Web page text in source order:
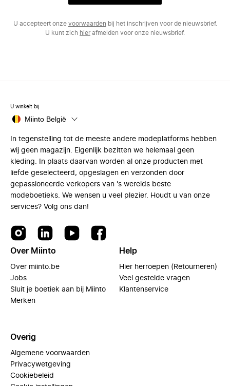
U accepteert onze voorwaarden bij het inschrijven voor de nieuwsbrief.
U kunt zich hierafmelden voor onze nieuwsbrief.
U winkelt bij
Miinto België
In tegenstelling tot de meeste andere modeplatforms hebben
wij geen magazijn. Eigenlijk bezitten we helemaal geen
kleding. In plaats daarvan worden al onze producten met
liefde geselecteerd, opgeslagen en verzonden door
gepassioneerde verkopers van 's werelds beste
modeboetieks. We wensen u veel plezier. Houdt u van onze
services? Volg ons dan!
Over Miinto
Over miinto.be
Jobs
Sluit je boetiek aan bij Miinto
Merken
Help
Hier herroepen (Retourneren)
Veel gestelde vragen
Klantenservice
Overig
Algemene voorwaarden
Privacywetgeving
Cookiebeleid